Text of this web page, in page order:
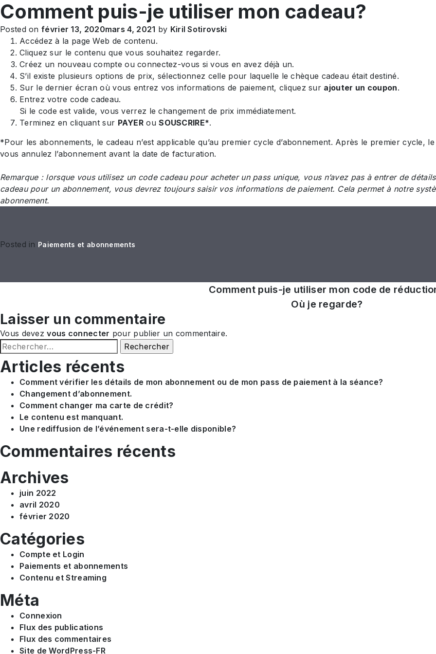
| Aide à l'authentification et au paiement
Comment puis-je utiliser mon cadeau?
Posted on février 13, 2020mars 4, 2021 by Kiril Sotirovski
Accédez à la page Web de contenu.
Cliquez sur le contenu que vous souhaitez regarder.
Créez un nouveau compte ou connectez-vous si vous en avez déjà un.
S’il existe plusieurs options de prix, sélectionnez celle pour laquelle le chèque cadeau était destiné.
Sur le dernier écran où vous entrez vos informations de paiement, cliquez sur ajouter un coupon.
Entrez votre code cadeau.
Si le code est valide, vous verrez le changement de prix immédiatement.
Terminez en cliquant sur PAYER ouSOUSCRIRE*.
*Pour les abonnements, le cadeau n’est applicable qu’au premier cycle d’abonnement. Après le premier cycle,
vous annulez l’abonnement avant la date de facturation.
Remarque : lorsque vous utilisez un code cadeau pour acheter un pass unique, vous n’avez pas à entrer de
cadeau pour un abonnement, vous devrez toujours saisir vos informations de paiement. Cela permet à notre
abonnement.
Posted in Paiements et abonnements
de
l’article
Comment puis-je utiliser mon code de
Où je regarde?
Laisser un commentaire
Vous devezvous connecter pour publier un commentaire.
Rechercher :
Articles récents
Comment vérifier les détails de mon abonnement ou de mon pass de paiement à la séance?
Changement d’abonnement.
Comment changer ma carte de crédit?
Le contenu est manquant.
Une rediffusion de l’événement sera-t-elle disponible?
Commentaires récents
Archives
juin 2022
avril 2020
février 2020
Catégories
Compte et Login
Paiements et abonnements
Contenu et Streaming
Méta
Connexion
Flux des publications
Flux des commentaires
Site de WordPress-FR